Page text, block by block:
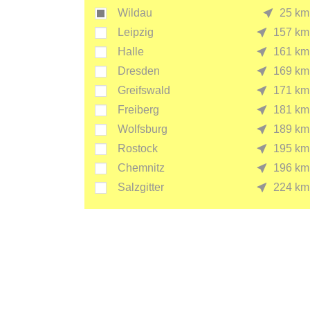
Wildau
25 km
Leipzig
157 km
Halle
161 km
Dresden
169 km
Greifswald
171 km
Freiberg
181 km
Wolfsburg
189 km
Rostock
195 km
Chemnitz
196 km
Salzgitter
224 km